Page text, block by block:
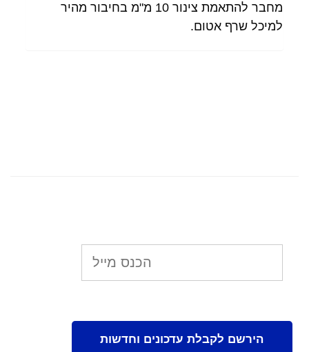
מחבר להתאמת צינור 10 מ"מ בחיבור מהיר
למיכל שרף אטום.